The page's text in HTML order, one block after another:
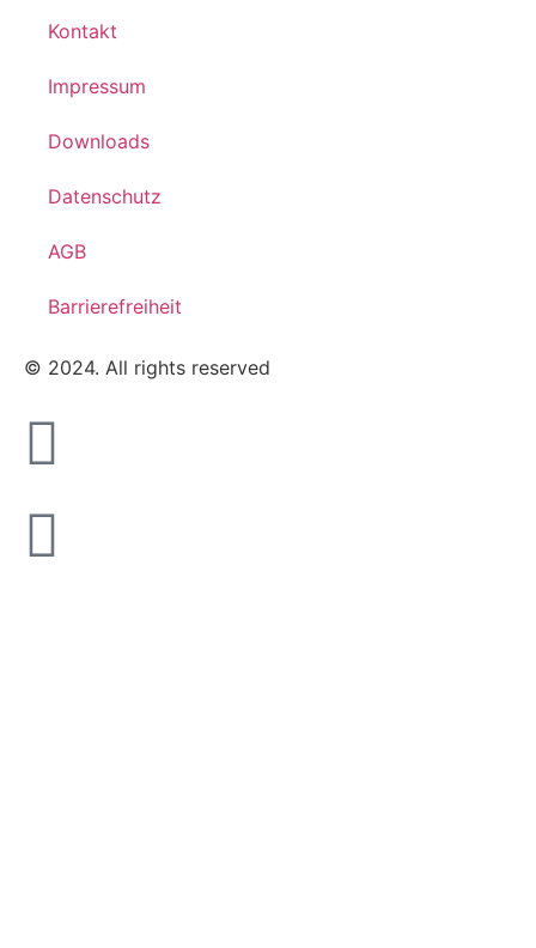
Kontakt
Impressum
Downloads
Datenschutz
AGB
Barrierefreiheit
© 2024. All rights reserved